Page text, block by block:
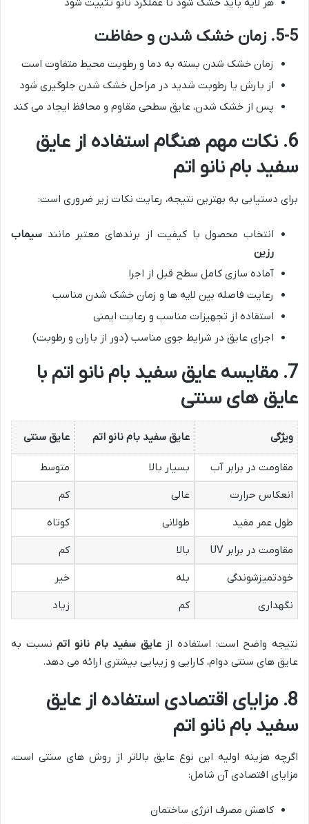
5-5. زمان خشک شدن و حفاظت
زمان خشک شدن بسته به دما و رطوبت محیط متفاوت است
از بارش یا رطوبت شدید در مراحل خشک شدن جلوگیری شود
پس از خشک شدن، عایق سطحی مقاوم و محافظ ایجاد می کند
6. نکات مهم هنگام استفاده از عایق
سفید بام نانو اتم
برای دستیابی به بهترین نتیجه، رعایت نکات زیر ضروری است:
انتخاب محصول با کیفیت از برندهای معتبر مانند سیماب
رزین
آماده سازی کامل سطح قبل از اجرا
رعایت فاصله بین لایه ها و زمان خشک شدن مناسب
استفاده از تجهیزات مناسب و رعایت ایمنی
اجرای عایق در شرایط جوی مناسب (دور از باران و رطوبت)
7. مقایسه عایق سفید بام نانو اتم با
عایق های سنتی
ویژگی عایق سفید بام نانو اتم عایق سنتی
مقاومت در برابر آب بسیار بالا
متوسط
انعکاس حرارت
عالی
کم
طول عمر مفید
طولانی
کوتاه
مقاومت در برابر UV
بالا
کم
خودتمیزشوندگی
بله
خیر
نگهداری
کم زیاد
نتیجه واضح است: استفاده ازعایق سفید بام نانو اتمنسبت به
عایق های سنتی دوام، کارایی و زیبایی بیشتری ارائه می دهد.
8. مزایای اقتصادی استفاده از عایق
سفید بام نانو اتم
اگرچه هزینه اولیه این نوع عایق بالاتر از روش های سنتی است،
مزایای اقتصادی آن شامل:
کاهش مصرف انرژی ساختمان